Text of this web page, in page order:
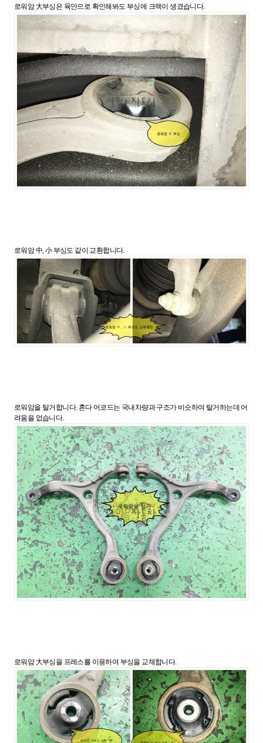
로워암 大부싱은 육안으로 확인해봐도 부싱에 크랙이 생겼습니다.
로워암 中, 小 부싱도 같이 교환합니다.
로워암을 탈거합니다. 혼다 어코드는 국내차량과 구조가 비슷하여 탈거하는데 어
려움을 없습니다.
로워암 大부싱을 프레스를 이용하여 부싱을 교체합니다.